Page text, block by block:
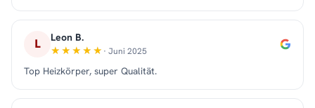
L Leon B.
· Juni 2025
Top Heizkörper, super Qualität.